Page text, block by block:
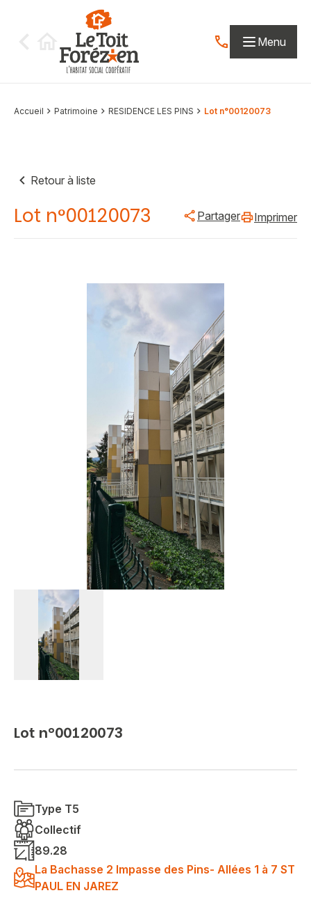
Contactez-nous
Menu
Accueil Patrimoine RESIDENCE LES PINS Lot n°00120073
Retour à liste
Lot n°00120073 Partager Imprimer
Lot n°00120073
Type T5
Collectif
89.28
La Bachasse 2 Impasse des Pins- Allées 1 à 7 ST
PAUL EN JAREZ